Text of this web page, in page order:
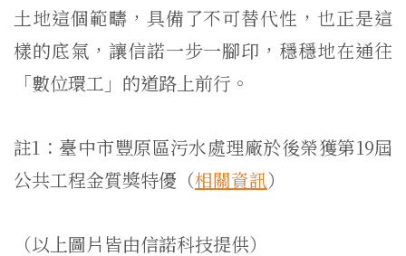
土地這個範疇，具備了不可替代性，也正是這
樣的底氣，讓信諾一步一腳印，穩穩地在通往
「數位環工」的道路上前行。
註1：臺中市豐原區污水處理廠於後榮獲第19屆
公共工程金質獎特優（相關資訊）
（以上圖片皆由信諾科技提供）